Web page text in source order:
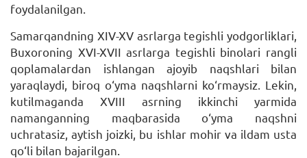
foydalanilgan.
Samarqandning XIV-XV asrlarga tegishli yodgorliklari,
Buxoroning XVI-XVII asrlarga tegishli binolari rangli
qoplamalardan ishlangan ajoyib naqshlari bilan
yaraqlaydi, biroq o‘yma naqshlarni ko‘rmaysiz. Lekin,
kutilmaganda XVIII asrning ikkinchi yarmida
namanganning maqbarasida o‘yma naqshni
uchratasiz, aytish joizki, bu ishlar mohir va ildam usta
qo‘li bilan bajarilgan.